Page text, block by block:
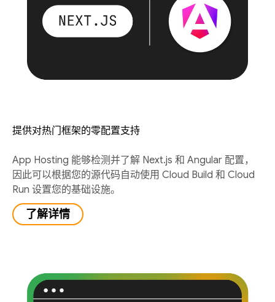
提供对热门框架的零配置支持
App Hosting 能够检测并了解 Next.js 和 Angular 配置，
因此可以根据您的源代码自动使用 Cloud Build 和 Cloud
Run 设置您的基础设施。
了解详情